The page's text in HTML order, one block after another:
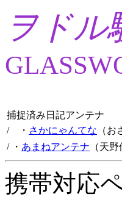
ヲドル
捕捉済み日記アンテナ
/ ・ さかにゃんてな （お
/ ・ あまねアンテナ （天野
携帯対応